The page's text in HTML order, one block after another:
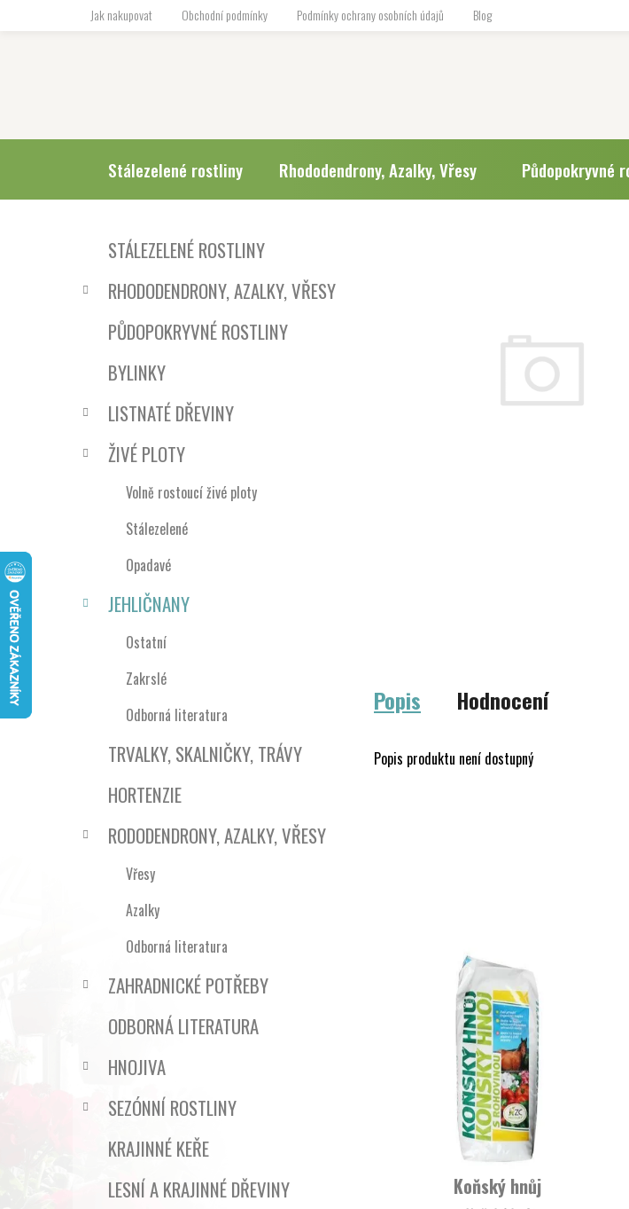
Jak nakupovat Obchodní podmínky Podmínky ochrany osobních údajů Blog
Stálezelené rostliny Rhododendrony, Azalky, Vřesy Půdopokryvné
Přeskočit
kategorie
e
STÁLEZELENÉ ROSTLINY
RHODODENDRONY, AZALKY, VŘESY
PŮDOPOKRYVNÉ ROSTLINY
BYLINKY
LISTNATÉ DŘEVINY
ŽIVÉ PLOTY
Volně rostoucí živé ploty
Stálezelené
Opadavé
JEHLIČNANY
Ostatní
Zakrslé
Odborná literatura
TRVALKY, SKALNIČKY, TRÁVY
HORTENZIE
RODODENDRONY, AZALKY, VŘESY
Vřesy
Azalky
Odborná literatura
ZAHRADNICKÉ POTŘEBY
ODBORNÁ LITERATURA
HNOJIVA
SEZÓNNÍ ROSTLINY
KRAJINNÉ KEŘE
LESNÍ A KRAJINNÉ DŘEVINY
Popis Hodnocení
Popis produktu není dostupný
Koňský hnůj